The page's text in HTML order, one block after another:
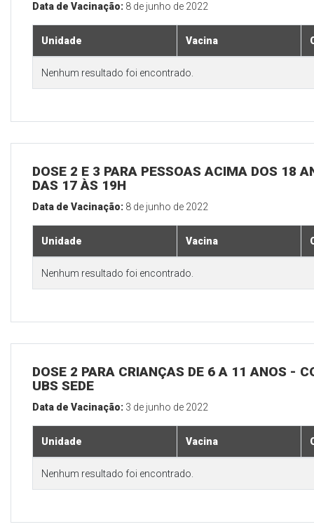
Data de Vacinação: 8 de junho de 2022
Unidade Vacina
Nenhum resultado foi encontrado.
DOSE 2 E 3 PARA PESSOAS ACIMA DOS 18
DAS 17 ÀS 19H
Data de Vacinação: 8 de junho de 2022
Unidade Vacina
Nenhum resultado foi encontrado.
DOSE 2 PARA CRIANÇAS DE 6 A 11 ANOS -
UBS SEDE
Data de Vacinação: 3 de junho de 2022
Unidade Vacina
Nenhum resultado foi encontrado.